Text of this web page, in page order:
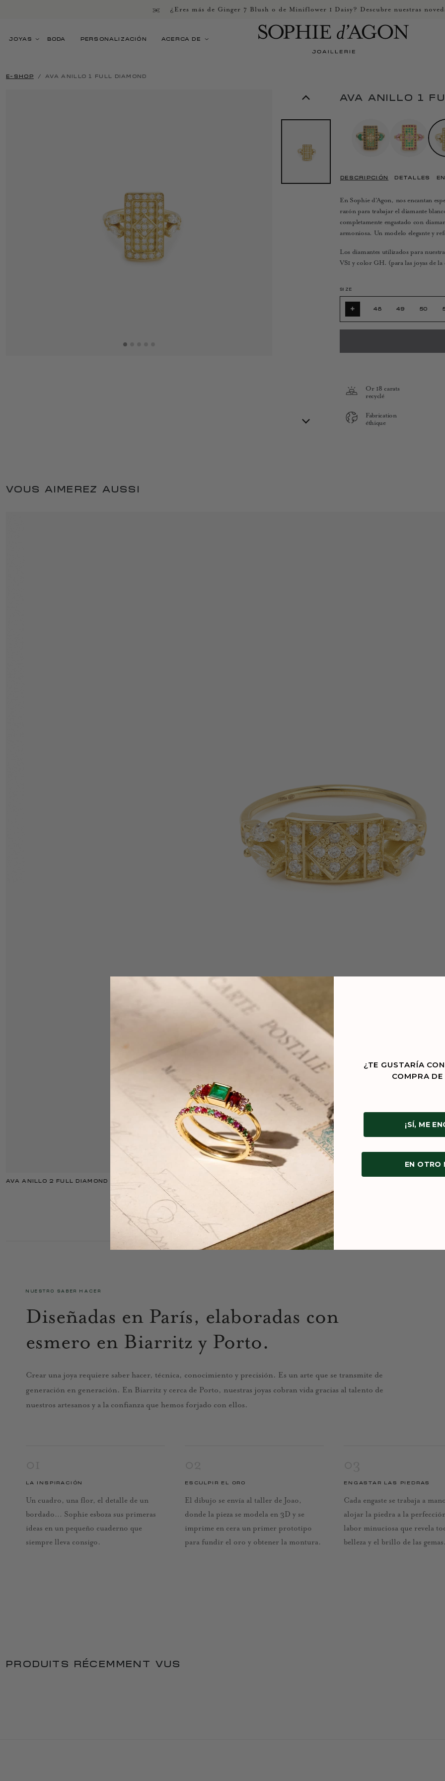
¿Eres más de Ginger 7 Blush o de Miniflower 1 Daisy? Descubre nuestras
JOYAS BODA PERSONALIZACIÓN ACERCA DE
E-SHOP AVA ANILLO 1 FULL DIAMOND
AVA ANILLO 1
DESCRIPCIÓN DETALLES
En Sophie d'Agon, nos encantan
razón para trabajar el diamante
completamente engastado con
armoniosa. Un modelo elegante y
Los diamantes utilizados para
VS1 y color GH. (para las joyas de
SIZE
+ 48 49 50
Or 18 carats
recyclé
Fabrication
éthique
VOUS AIMEREZ AUSSI
AVA ANILLO 2 FULL DIAMOND
NUESTRO SABER HACER
Diseñadas en París, elaboradas con
esmero en Biarritz y Porto.
Crear una joya requiere saber hacer, técnica, conocimiento y precisión. Es un arte que se transmite de
generación en generación. En Biarritz y cerca de Porto, nuestras joyas cobran vida gracias al talento de
nuestros artesanos y a la confianza que hemos forjado con ellos.
LA INSPIRACIÓN
Un cuadro, una flor, el detalle de un
bordado… Sophie esboza sus primeras
ideas en un pequeño cuaderno que
siempre lleva consigo.
ESCULPIR EL ORO
El dibujo se envía al taller de Joao,
donde la pieza se modela en 3D y se
imprime en cera un primer prototipo
para fundir el oro y obtener la montura.
ENGASTAR LAS PIEDRAS
Cada engaste se trabaja a
alojar la piedra a la
labor minuciosa que revela
belleza y el brillo de las gemas.
PRODUITS RÉCEMMENT VUS
¿TE GUSTARÍA
COMPRA
¡SÍ, ME
EN OTRO